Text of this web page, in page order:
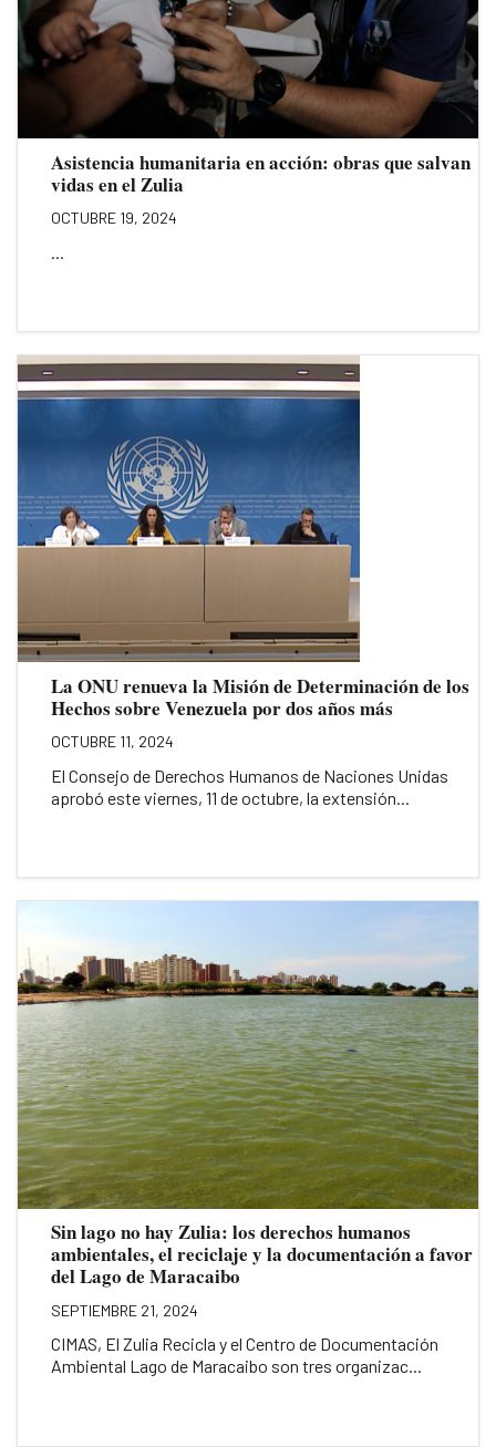
Asistencia humanitaria en acción: obras que salvan
vidas en el Zulia
OCTUBRE 19, 2024
...
La ONU renueva la Misión de Determinación de los
Hechos sobre Venezuela por dos años más
OCTUBRE 11, 2024
El Consejo de Derechos Humanos de Naciones Unidas
aprobó este viernes, 11 de octubre, la extensión...
Sin lago no hay Zulia: los derechos humanos
ambientales, el reciclaje y la documentación a favor
del Lago de Maracaibo
SEPTIEMBRE 21, 2024
CIMAS, El Zulia Recicla y el Centro de Documentación
Ambiental Lago de Maracaibo son tres organizac...